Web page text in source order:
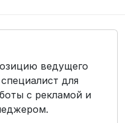
ведущего
для
с рекламой и